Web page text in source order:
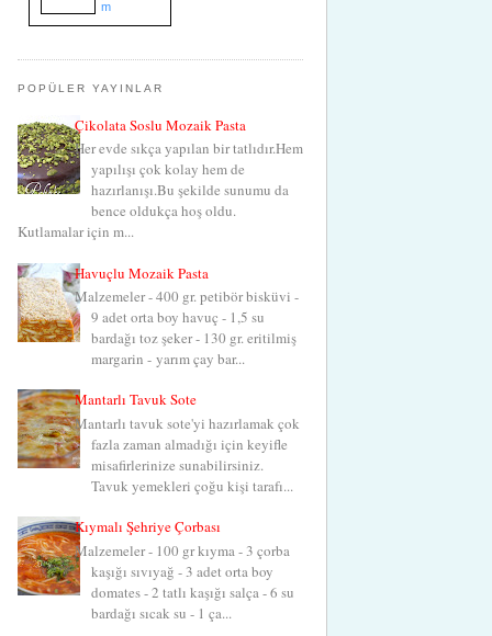
m
POPÜLER YAYINLAR
Çikolata Soslu Mozaik Pasta
Her evde sıkça yapılan bir tatlıdır.Hem
yapılışı çok kolay hem de
hazırlanışı.Bu şekilde sunumu da
bence oldukça hoş oldu.
Kutlamalar için m...
Havuçlu Mozaik Pasta
Malzemeler - 400 gr. petibör bisküvi -
9 adet orta boy havuç - 1,5 su
bardağı toz şeker - 130 gr. eritilmiş
margarin - yarım çay bar...
Mantarlı Tavuk Sote
Mantarlı tavuk sote'yi hazırlamak çok
fazla zaman almadığı için keyifle
misafirlerinize sunabilirsiniz.
Tavuk yemekleri çoğu kişi tarafı...
Kıymalı Şehriye Çorbası
Malzemeler - 100 gr kıyma - 3 çorba
kaşığı sıvıyağ - 3 adet orta boy
domates - 2 tatlı kaşığı salça - 6 su
bardağı sıcak su - 1 ça...